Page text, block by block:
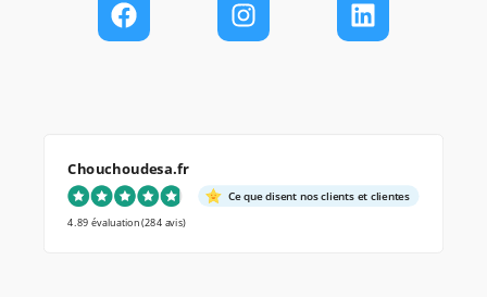
Chouchoudesa.fr
Ce que disent nos clients et clientes
4.89 évaluation(284 avis)